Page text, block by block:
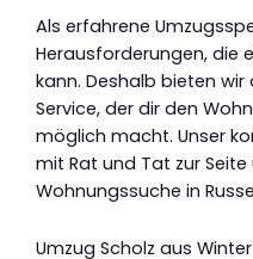
Als erfahrene
Herausforderungen, die
kann. Deshalb bieten
Service, der dir den
möglich macht. Unser
mit Rat und Tat zur
Wohnungssuche in
Umzug Scholz aus